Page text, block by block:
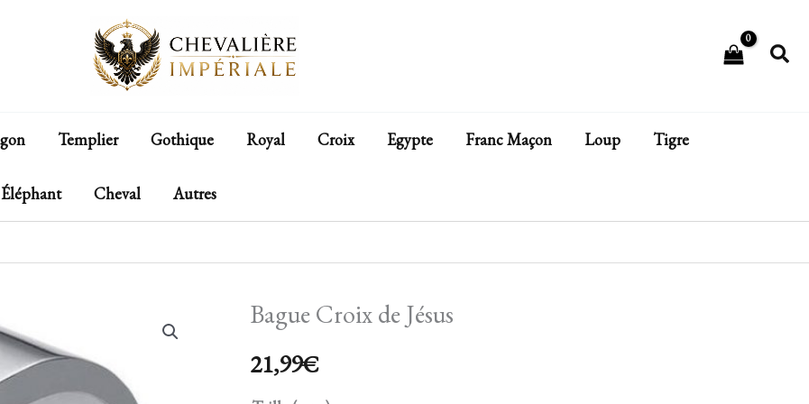
Templier Gothique Royal Croix Egypte Franc Maçon Loup Tigre
Éléphant Cheval Autres
Bague Croix de Jésus
21,99€
quantité
Bague